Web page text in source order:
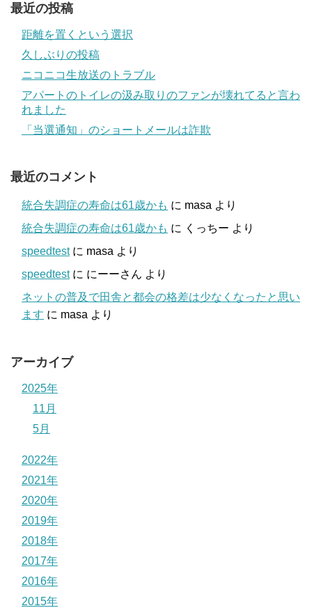
最近の投稿
距離を置くという選択
久しぶりの投稿
ニコニコ生放送のトラブル
アパートのトイレの汲み取りのファンが壊れてると言わ
れました
「当選通知」のショートメールは詐欺
最近のコメント
統合失調症の寿命は61歳かも に masa より
統合失調症の寿命は61歳かも に くっちー より
speedtestに masa より
speedtestに にーーさん より
ネットの普及で田舎と都会の格差は少なくなったと思い
ます に masa より
アーカイブ
2025年
11月
5月
2022年
2021年
2020年
2019年
2018年
2017年
2016年
2015年